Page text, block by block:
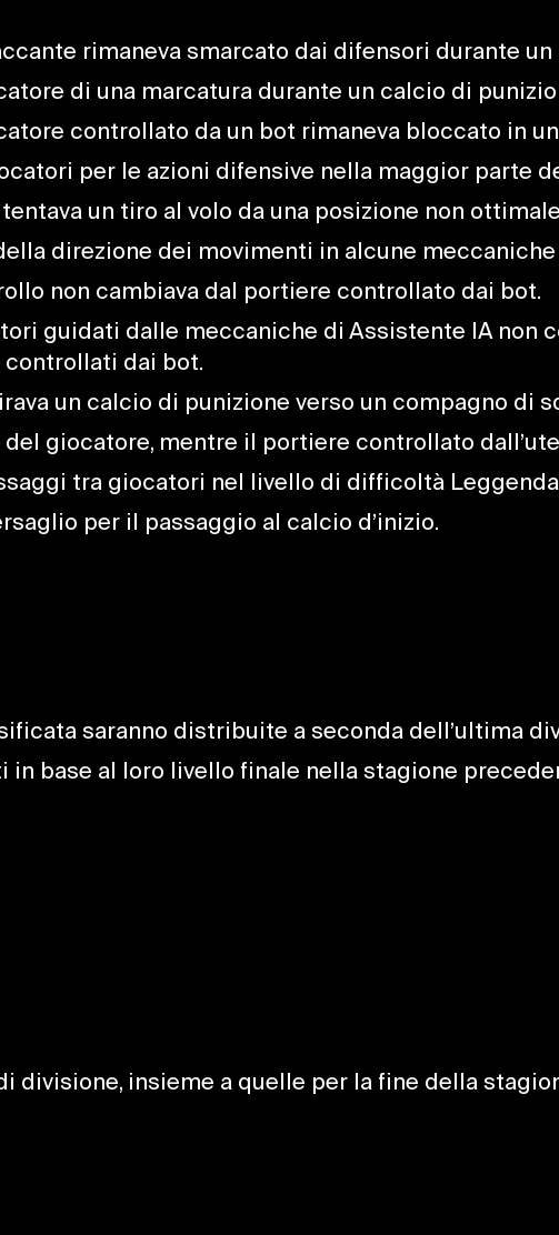
rimaneva smarcato dai difensori durante un
di una marcatura durante un calcio di
controllato da un bot rimaneva bloccato in
per le azioni difensive nella maggior parte
un tiro al volo da una posizione non
direzione dei movimenti in alcune
non cambiava dal portiere controllato dai bot.
guidati dalle meccaniche di Assistente IA non
dai bot.
un calcio di punizione verso un compagno di
giocatore, mentre il portiere controllato
tra giocatori nel livello di difficoltà
per il passaggio al calcio d’inizio.
saranno distribuite a seconda dell’ultima
base al loro livello finale nella stagione
divisione, insieme a quelle per la fine della